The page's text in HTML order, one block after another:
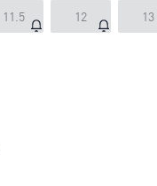
11.5 12 13